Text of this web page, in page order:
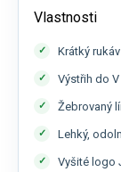
Vlastnosti
Krátký rukáv
Výstřih do V
Žebrovaný
Lehký,
Vyšité logo